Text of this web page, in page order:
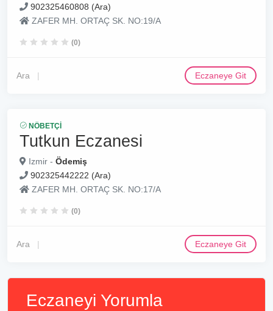
902325460808 (Ara)
ZAFER MH. ORTAÇ SK. NO:19/A
(0)
Ara Eczaneye Git
NÖBETÇI
Tutkun Eczanesi
Izmir - Ödemiş
902325442222 (Ara)
ZAFER MH. ORTAÇ SK. NO:17/A
(0)
Ara Eczaneye Git
Eczaneyi Yorumla